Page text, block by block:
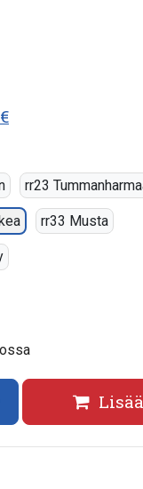
rr23
rr33 Musta
määrää